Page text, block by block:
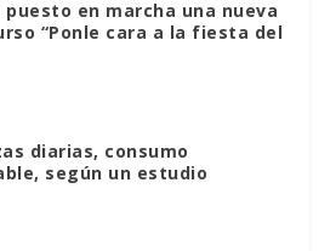
puesto en marcha una nueva
“Ponle cara a la fiesta del
diarias, consumo
según un estudio